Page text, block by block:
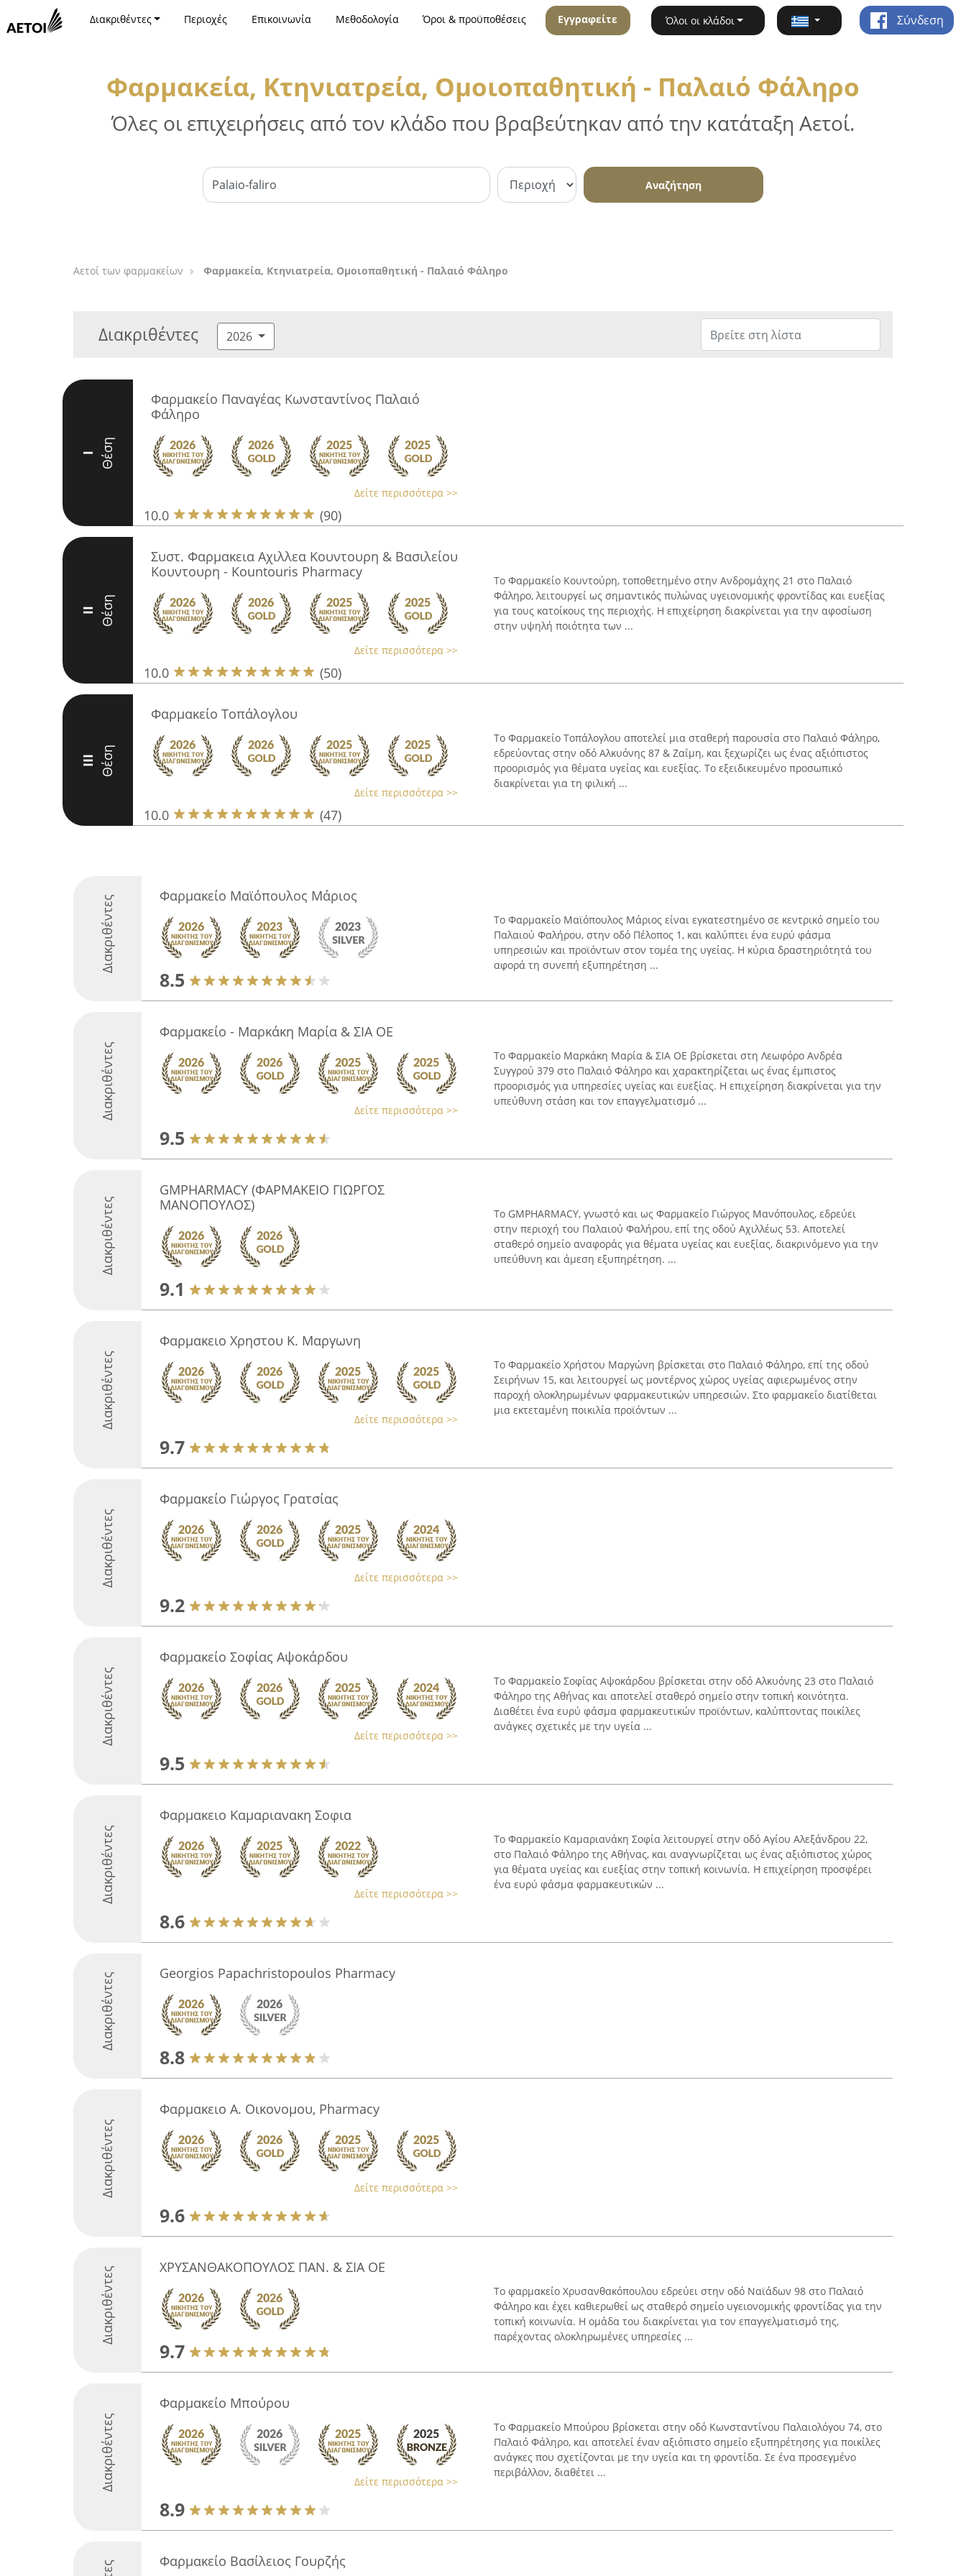
Διακριθέντες Περιοχές Επικοινωνία Μεθοδολογία Όροι & προϋποθέσεις Εγγραφείτε Όλοι οι κλάδοι Σύνδεση
Φαρμακεία, Κτηνιατρεία, Ομοιοπαθητική - Παλαιό Φάληρο
Όλες οι επιχειρήσεις από τον κλάδο που βραβεύτηκαν από την κατάταξη Αετοί.
Αναζήτηση
Αετοί των φαρμακείων Φαρμακεία, Κτηνιατρεία, Ομοιοπαθητική - Παλαιό Φάληρο
Διακριθέντες 2026
I Θέση
Φαρμακείο Παναγέας Κωνσταντίνος Παλαιό
Φάληρο
Δείτε περισσότερα >>
10.0 (90)
II Θέση
Συστ. Φαρμακεια Αχιλλεα Κουντουρη & Βασιλείου
Κουντουρη - Kountouris Pharmacy
Δείτε περισσότερα >>
10.0 (50)
Το Φαρμακείο Κουντούρη, τοποθετημένο στην Ανδρομάχης 21 στο Παλαιό
Φάληρο, λειτουργεί ως σημαντικός πυλώνας υγειονομικής φροντίδας και ευεξίας
για τους κατοίκους της περιοχής. Η επιχείρηση διακρίνεται για την αφοσίωση
στην υψηλή ποιότητα των ...
III Θέση
Φαρμακείο Τοπάλογλου
Δείτε περισσότερα >>
10.0 (47)
Το Φαρμακείο Τοπάλογλου αποτελεί μια σταθερή παρουσία στο Παλαιό Φάληρο,
εδρεύοντας στην οδό Αλκυόνης 87 & Ζαΐμη, και ξεχωρίζει ως ένας αξιόπιστος
προορισμός για θέματα υγείας και ευεξίας. Το εξειδικευμένο προσωπικό
διακρίνεται για τη φιλική ...
Διακριθέντες Φαρμακείο Μαϊόπουλος Μάριος
8.5
Το Φαρμακείο Μαϊόπουλος Μάριος είναι εγκατεστημένο σε κεντρικό σημείο του
Παλαιού Φαλήρου, στην οδό Πέλοπος 1, και καλύπτει ένα ευρύ φάσμα
υπηρεσιών και προϊόντων στον τομέα της υγείας. Η κύρια δραστηριότητά του
αφορά τη συνεπή εξυπηρέτηση ...
Διακριθέντες
Φαρμακείο - Μαρκάκη Μαρία & ΣΙΑ ΟΕ
Δείτε περισσότερα >>
9.5
Το Φαρμακείο Μαρκάκη Μαρία & ΣΙΑ ΟΕ βρίσκεται στη Λεωφόρο Ανδρέα
Συγγρού 379 στο Παλαιό Φάληρο και χαρακτηρίζεται ως ένας έμπιστος
προορισμός για υπηρεσίες υγείας και ευεξίας. Η επιχείρηση διακρίνεται για την
υπεύθυνη στάση και τον επαγγελματισμό ...
Διακριθέντες
GMPHARMACY (ΦΑΡΜΑΚΕΙΟ ΓΙΩΡΓΟΣ
ΜΑΝΟΠΟΥΛΟΣ)
9.1
Το GMPHARMACY, γνωστό και ως Φαρμακείο Γιώργος Μανόπουλος, εδρεύει
στην περιοχή του Παλαιού Φαλήρου, επί της οδού Αχιλλέως 53. Αποτελεί
σταθερό σημείο αναφοράς για θέματα υγείας και ευεξίας, διακρινόμενο για την
υπεύθυνη και άμεση εξυπηρέτηση. ...
Διακριθέντες
Φαρμακειο Χρηστου Κ. Μαργωνη
Δείτε περισσότερα >>
9.7
Το Φαρμακείο Χρήστου Μαργώνη βρίσκεται στο Παλαιό Φάληρο, επί της οδού
Σειρήνων 15, και λειτουργεί ως μοντέρνος χώρος υγείας αφιερωμένος στην
παροχή ολοκληρωμένων φαρμακευτικών υπηρεσιών. Στο φαρμακείο διατίθεται
μια εκτεταμένη ποικιλία προϊόντων ...
Διακριθέντες
Φαρμακείο Γιώργος Γρατσίας
Δείτε περισσότερα >>
9.2
Διακριθέντες
Φαρμακείο Σοφίας Αψοκάρδου
Δείτε περισσότερα >>
9.5
Το Φαρμακείο Σοφίας Αψοκάρδου βρίσκεται στην οδό Αλκυόνης 23 στο Παλαιό
Φάληρο της Αθήνας και αποτελεί σταθερό σημείο στην τοπική κοινότητα.
Διαθέτει ένα ευρύ φάσμα φαρμακευτικών προϊόντων, καλύπτοντας ποικίλες
ανάγκες σχετικές με την υγεία ...
Διακριθέντες
Φαρμακειο Καμαριανακη Σοφια
Δείτε περισσότερα >>
8.6
Το Φαρμακείο Καμαριανάκη Σοφία λειτουργεί στην οδό Αγίου Αλεξάνδρου 22,
στο Παλαιό Φάληρο της Αθήνας, και αναγνωρίζεται ως ένας αξιόπιστος χώρος
για θέματα υγείας και ευεξίας στην τοπική κοινωνία. Η επιχείρηση προσφέρει
ένα ευρύ φάσμα φαρμακευτικών ...
Διακριθέντες Georgios Papachristopoulos Pharmacy
8.8
Διακριθέντες
Φαρμακειο Α. Οικονομου, Pharmacy
Δείτε περισσότερα >>
9.6
Διακριθέντες ΧΡΥΣΑΝΘΑΚΟΠΟΥΛΟΣ ΠΑΝ. & ΣΙΑ ΟΕ
9.7
Το φαρμακείο Χρυσανθακόπουλου εδρεύει στην οδό Ναϊάδων 98 στο Παλαιό
Φάληρο και έχει καθιερωθεί ως σταθερό σημείο υγειονομικής φροντίδας για την
τοπική κοινωνία. Η ομάδα του διακρίνεται για τον επαγγελματισμό της,
παρέχοντας ολοκληρωμένες υπηρεσίες ...
Διακριθέντες
Φαρμακείο Μπούρου
Δείτε περισσότερα >>
8.9
Το Φαρμακείο Μπούρου βρίσκεται στην οδό Κωνσταντίνου Παλαιολόγου 74, στο
Παλαιό Φάληρο, και αποτελεί έναν αξιόπιστο σημείο εξυπηρέτησης για ποικίλες
ανάγκες που σχετίζονται με την υγεία και τη φροντίδα. Σε ένα προσεγμένο
περιβάλλον, διαθέτει ...
Φαρμακείο Βασίλειος Γουρζής